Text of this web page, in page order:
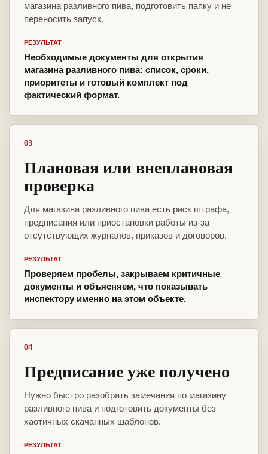
магазина разливного пива, подготовить папку и не
переносить запуск.
РЕЗУЛЬТАТ
Необходимые документы для открытия
магазина разливного пива: список, сроки,
приоритеты и готовый комплект под
фактический формат.
03
Плановая или внеплановая
проверка
Для магазина разливного пива есть риск штрафа,
предписания или приостановки работы из-за
отсутствующих журналов, приказов и договоров.
РЕЗУЛЬТАТ
Проверяем пробелы, закрываем критичные
документы и объясняем, что показывать
инспектору именно на этом объекте.
04
Предписание уже получено
Нужно быстро разобрать замечания по магазину
разливного пива и подготовить документы без
хаотичных скачанных шаблонов.
РЕЗУЛЬТАТ